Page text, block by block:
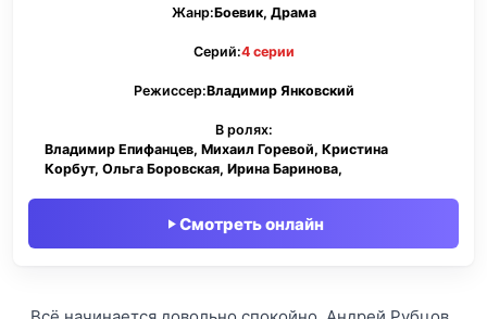
Жанр:Боевик, Драма
Серий:4 серии
Режиссер:Владимир Янковский
В ролях:
Владимир Епифанцев, Михаил Горевой, Кристина
Корбут, Ольга Боровская, Ирина Баринова,
Смотреть онлайн